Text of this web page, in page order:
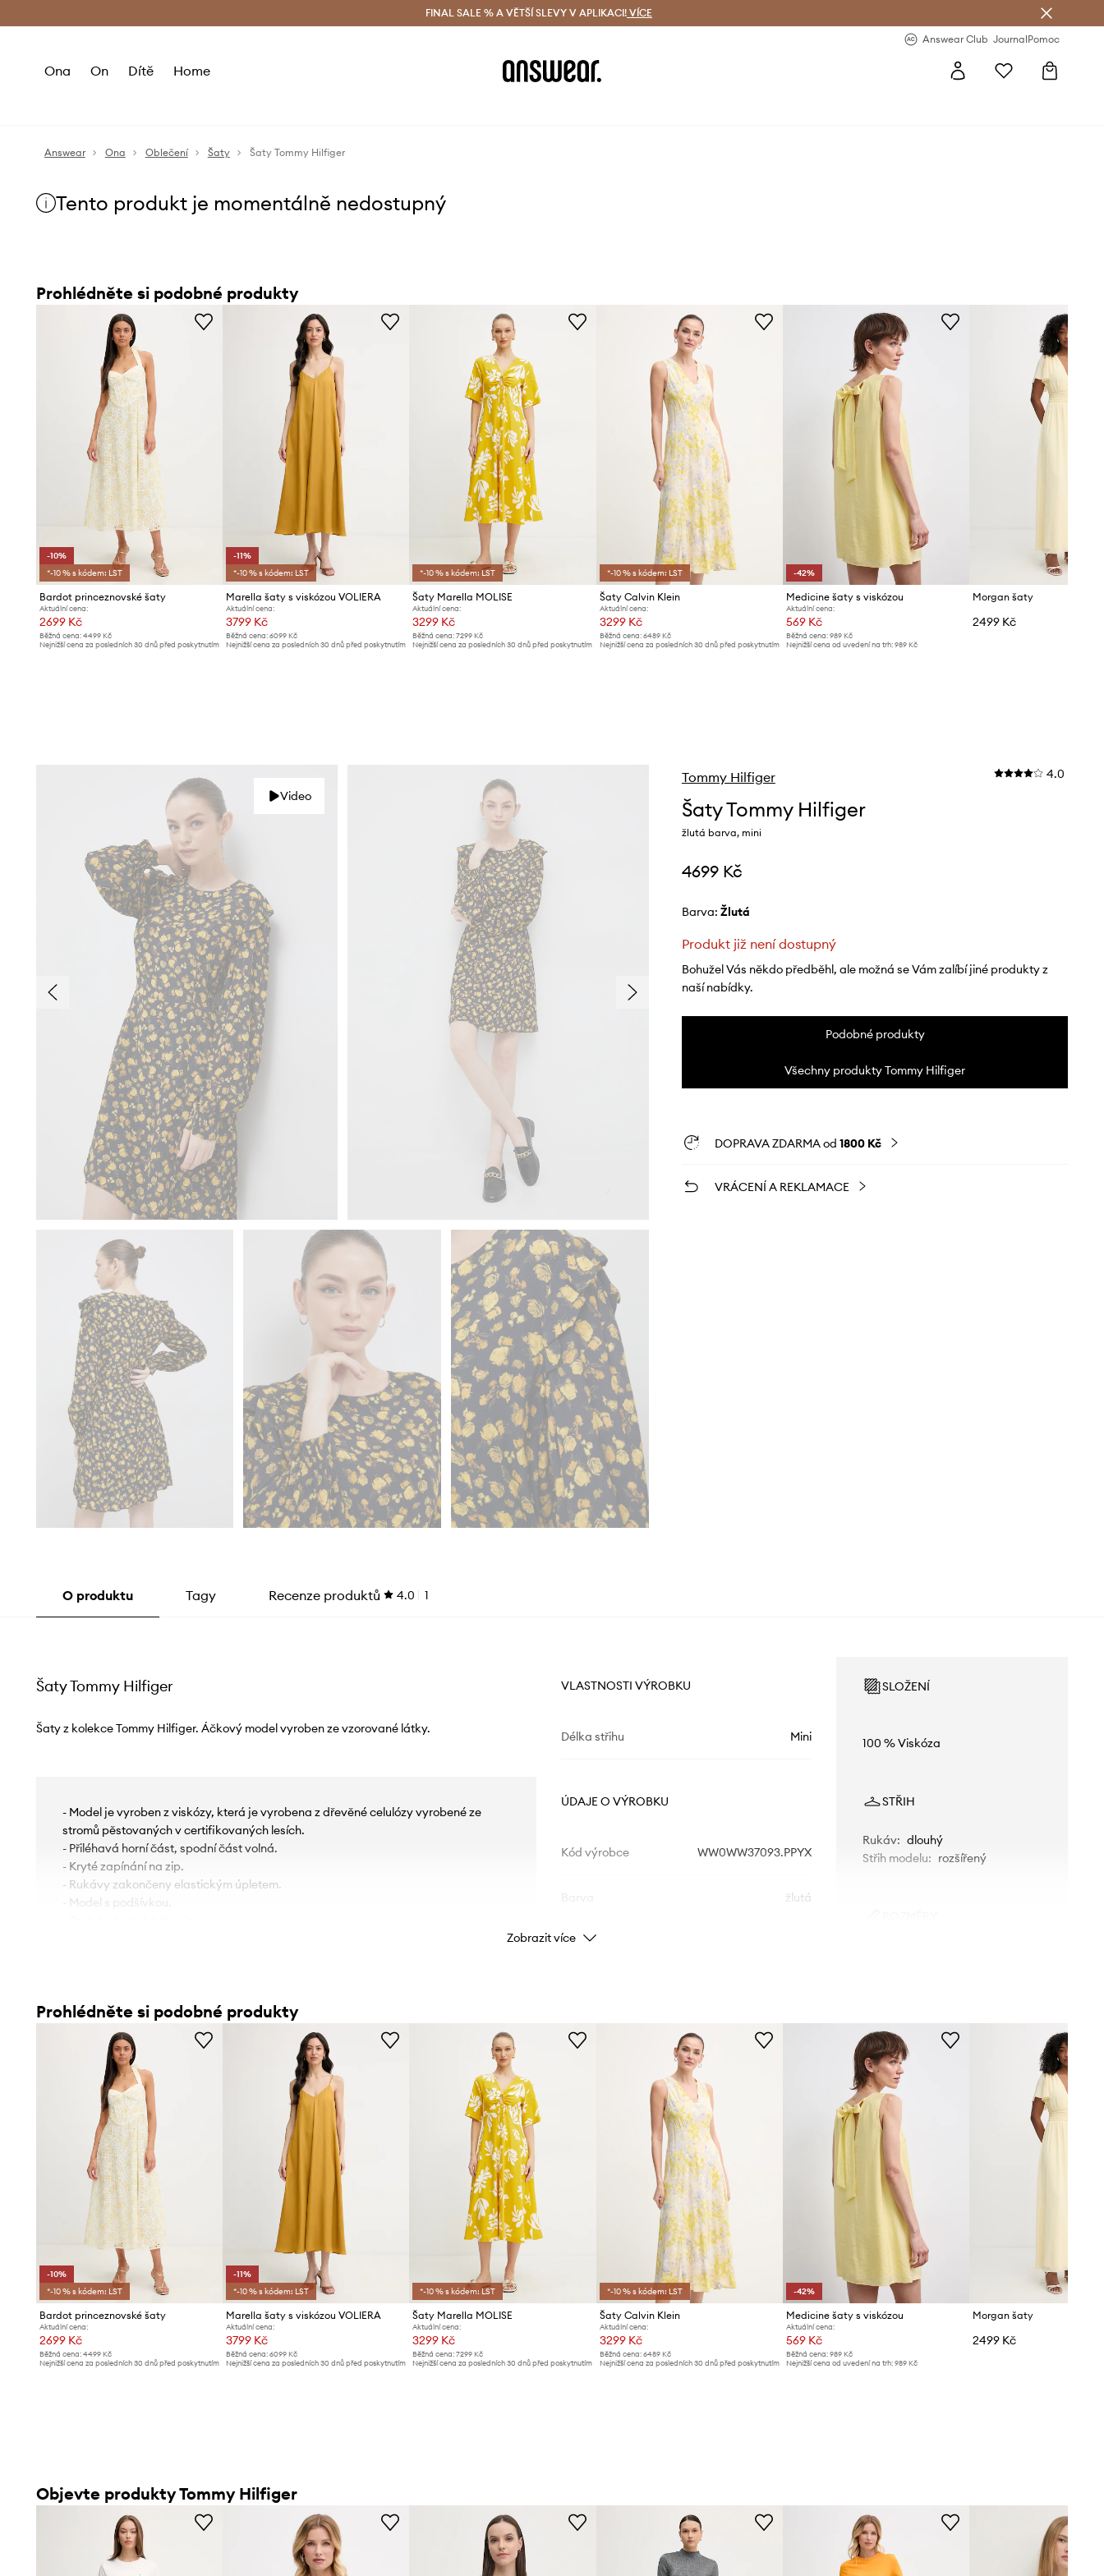
Doručení a vrácení zdarma (od 1800 Kč) Doručení i do 24 h
FINAL SALE % A VĚTŠÍ SLEVY V APLIKACI! VÍCE
Answear Club JournalPomoc
Ona On Dítě Home
Answear Ona Oblečení Šaty Šaty Tommy Hilfiger
Tento produkt je momentálně nedostupný
Prohlédněte si podobné produkty
-10%
*-10 % s kódem: LST
Bardot princeznovské šaty
Aktuální cena:
2699 Kč
Běžná cena: 4499 Kč
Nejnižší cena za posledních 30 dnů před poskytnutím
-11%
*-10 % s kódem: LST
Marella šaty s viskózou VOLIERA
Aktuální cena:
3799 Kč
Běžná cena:6099 Kč
Nejnižší cena za posledních 30 dnů před poskytnutím
*-10 % s kódem: LST
Šaty Marella MOLISE
Aktuální cena:
3299 Kč
Běžná cena: 7299 Kč
Nejnižší cena za posledních 30 dnů před poskytnutím
*-10 % s kódem: LST
Šaty Calvin Klein
Aktuální cena:
3299 Kč
Běžná cena: 6489 Kč
Nejnižší cena za posledních 30 dnů před poskytnutím
-42%
Medicine šaty s viskózou
Aktuální cena:
569 Kč
Běžná cena:989 Kč
Nejnižší cena od uvedení na trh:989 Kč
Morgan šaty
2499 Kč
Video
Tommy Hilfiger 4.0
Šaty Tommy Hilfiger
žlutá barva, mini
4699 Kč
Barva: žlutá
Produkt již není dostupný
Bohužel Vás někdo předběhl, ale možná se Vám zalíbí jiné produkty z
naší nabídky.
Podobné produkty
Všechny produkty Tommy Hilfiger
DOPRAVA ZDARMA od 1800 Kč
VRÁCENÍ A REKLAMACE
O produktu Tagy Recenze produktů 4.0 1
Šaty Tommy Hilfiger
Šaty z kolekce Tommy Hilfiger. Áčkový model vyroben ze vzorované látky.
- Model je vyroben z viskózy, která je vyrobena z dřevěné celulózy vyrobené ze
stromů pěstovaných v certifikovaných lesích.
- Přiléhavá horní část, spodní část volná.
- Kryté zapínání na zip.
- Rukávy zakončeny elastickým úpletem.
- Model s podšívkou.
- Rozměry pro velikost: 36.
VLASTNOSTI VÝROBKU
Délka střihu Mini
ÚDAJE O VÝROBKU
Kód výrobce WW0WW37093.PPYX
žlutá
Značka
ID produktu
SLOŽENÍ
100 % Viskóza
STŘIH
Rukáv: dlouhý
Střih modelu: rozšířený
Zobrazit více
Prohlédněte si podobné produkty
-10%
*-10 % s kódem: LST
Bardot princeznovské šaty
Aktuální cena:
2699 Kč
Běžná cena: 4499 Kč
Nejnižší cena za posledních 30 dnů před poskytnutím
-11%
*-10 % s kódem: LST
Marella šaty s viskózou VOLIERA
Aktuální cena:
3799 Kč
Běžná cena:6099 Kč
Nejnižší cena za posledních 30 dnů před poskytnutím
*-10 % s kódem: LST
Šaty Marella MOLISE
Aktuální cena:
3299 Kč
Běžná cena: 7299 Kč
Nejnižší cena za posledních 30 dnů před poskytnutím
*-10 % s kódem: LST
Šaty Calvin Klein
Aktuální cena:
3299 Kč
Běžná cena: 6489 Kč
Nejnižší cena za posledních 30 dnů před poskytnutím
-42%
Medicine šaty s viskózou
Aktuální cena:
569 Kč
Běžná cena:989 Kč
Nejnižší cena od uvedení na trh:989 Kč
Morgan šaty
2499 Kč
Objevte produkty Tommy Hilfiger